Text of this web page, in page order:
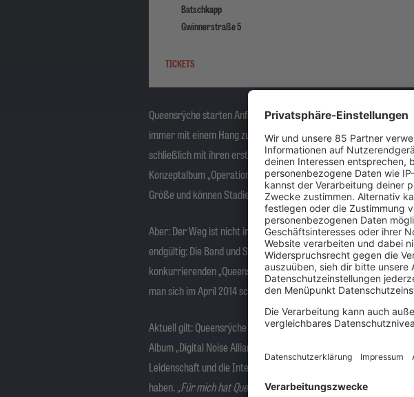
Batschkapp
Gwinnerstraße 5
TICKETS
Queensrÿche starten Anfang der 80er in Bellevue/Washington –
immer mit einem Hang zu großen Themen. Den ersten Marker
schließlich mit ihren ersten Langspielplatten „The Warning“
Konzeptalbum „Operation: Mindcrime“ aus dem Jahr 1988 – und
Größe und können Stadien ausverkkaufen.
Aber: Der Weg ist nicht immer gerade. In den 2000ern wird es
endgültig: Die Band und Sänger Geoff Tate gehen getrennte
konkurrierenden „Queensrÿche“-Lagern. Die Band macht mit
man sich im April 2014 schlussendlich außergerichtlich einigen
Aktuell gilt: Queensrÿche sind wieder stabil unterwegs, touren
Album „Digital Noise Alliance“ aus dem Jahr 2022 ist so etwas
Leidenschaft und die Intelligenz, die die Band auszeichnen, seit
haben.„Für mich hat Queensrÿche musikalisch und textlich schon